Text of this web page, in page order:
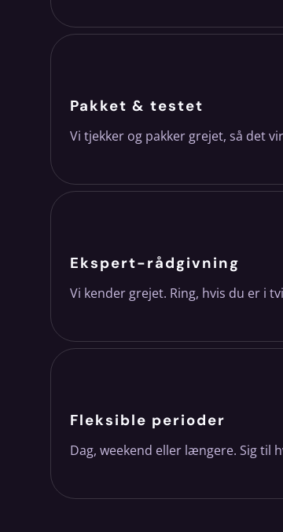
Pakket & testet
Vi tjekker og pakker grejet, så det
Ekspert-rådgivning
Vi kender grejet. Ring, hvis du er i
Fleksible perioder
Dag, weekend eller længere. Sig til